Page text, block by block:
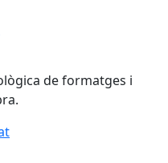
de formatges i